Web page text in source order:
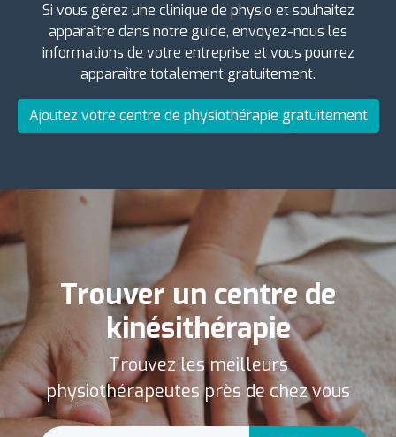
Si vous gérez une clinique de physio et souhaitez
apparaître dans notre guide, envoyez-nous les
informations de votre entreprise et vous pourrez
apparaître totalement gratuitement.
Ajoutez votre centre de physiothérapie gratuitement
Trouver un centre de
kinésithérapie
Trouvez les meilleurs
physiothérapeutes près de chez vous